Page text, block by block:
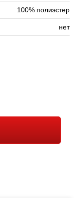
100% полиэстер
нет